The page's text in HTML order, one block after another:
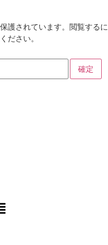
護されています。閲覧するに
ださい。